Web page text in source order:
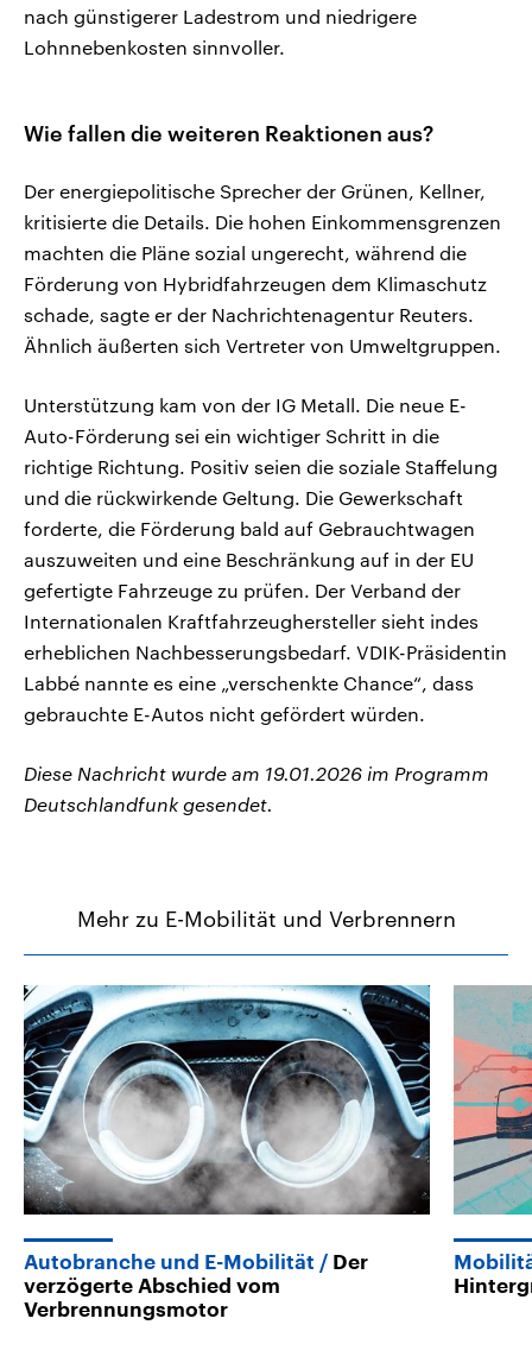
nach günstigerer Ladestrom und niedrigere
Lohnnebenkosten sinnvoller.
Wie fallen die weiteren Reaktionen aus?
Der energiepolitische Sprecher der Grünen, Kellner,
kritisierte die Details. Die hohen Einkommensgrenzen
machten die Pläne sozial ungerecht, während die
Förderung von Hybridfahrzeugen dem Klimaschutz
schade, sagte er der Nachrichtenagentur Reuters.
Ähnlich äußerten sich Vertreter von Umweltgruppen.
Unterstützung kam von der IG Metall. Die neue E-
Auto-Förderung sei ein wichtiger Schritt in die
richtige Richtung. Positiv seien die soziale Staffelung
und die rückwirkende Geltung. Die Gewerkschaft
forderte, die Förderung bald auf Gebrauchtwagen
auszuweiten und eine Beschränkung auf in der EU
gefertigte Fahrzeuge zu prüfen. Der Verband der
Internationalen Kraftfahrzeughersteller sieht indes
erheblichen Nachbesserungsbedarf. VDIK-Präsidentin
Labbé nannte es eine „verschenkte Chance“, dass
gebrauchte E-Autos nicht gefördert würden.
Diese Nachricht wurde am 19.01.2026 im Programm
Deutschlandfunk gesendet.
Mehr zu E-Mobilität und Verbrennern
Autobranche und E-Mobilität
Der
verzögerte Abschied vom
Verbrennungsmotor